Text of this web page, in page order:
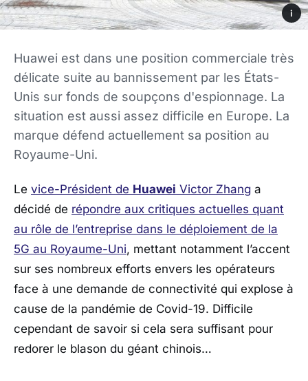
i
Huawei est dans une position commerciale très
délicate suite au bannissement par les États-
Unis sur fonds de soupçons d'espionnage. La
situation est aussi assez difficile en Europe. La
marque défend actuellement sa position au
Royaume-Uni.
Le vice-Président de Huawei Victor Zhang a
décidé de répondre aux critiques actuelles quant
au rôle de l’entreprise dans le déploiement de la
5G au Royaume-Uni, mettant notamment l’accent
sur ses nombreux efforts envers les opérateurs
face à une demande de connectivité qui explose à
cause de la pandémie de Covid-19. Difficile
cependant de savoir si cela sera suffisant pour
redorer le blason du géant chinois…